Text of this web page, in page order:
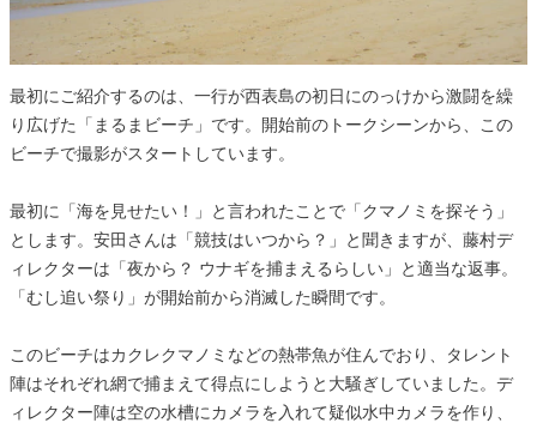
最初にご紹介するのは、一行が西表島の初日にのっけから激闘を繰
り広げた「まるまビーチ」です。開始前のトークシーンから、この
ビーチで撮影がスタートしています。
最初に「海を見せたい！」と言われたことで「クマノミを探そう」
とします。安田さんは「競技はいつから？」と聞きますが、藤村デ
ィレクターは「夜から？ ウナギを捕まえるらしい」と適当な返事。
「むし追い祭り」が開始前から消滅した瞬間です。
このビーチはカクレクマノミなどの熱帯魚が住んでおり、タレント
陣はそれぞれ網で捕まえて得点にしようと大騒ぎしていました。デ
ィレクター陣は空の水槽にカメラを入れて疑似水中カメラを作り、